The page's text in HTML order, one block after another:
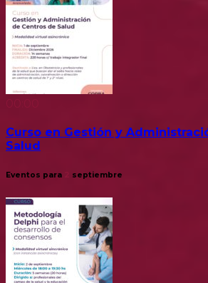
Curso en Gestión y
Salud
Eventos para septiembre